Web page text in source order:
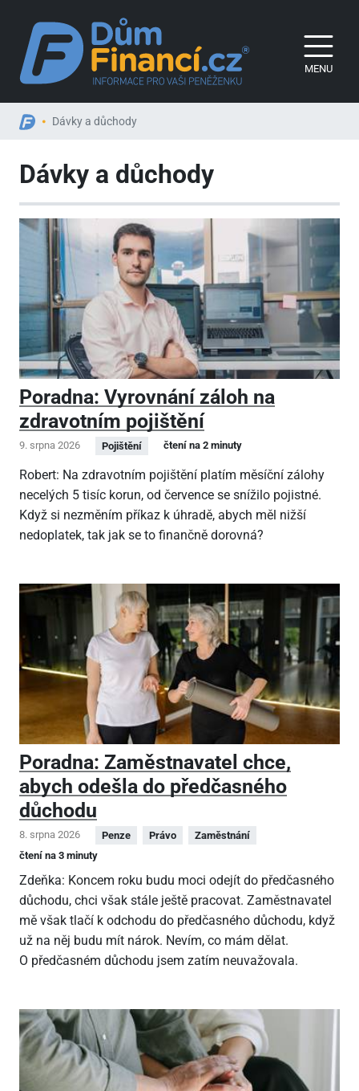
MENU
Dávky a důchody
Dávky a důchody
Poradna: Vyrovnání záloh na
zdravotním pojištění
9. srpna 2026 Pojištění čtení na 2 minuty
Robert: Na zdravotním pojištění platím měsíční zálohy
necelých 5 tisíc korun, od července se snížilo pojistné.
Když si nezměním příkaz k úhradě, abych měl nižší
nedoplatek, tak jak se to finančně dorovná?
Poradna: Zaměstnavatel chce,
abych odešla do předčasného
důchodu
8. srpna 2026 Penze Právo
Zaměstnání
čtení na 3 minuty
Zdeňka: Koncem roku budu moci odejít do předčasného
důchodu, chci však stále ještě pracovat. Zaměstnavatel
mě však tlačí k odchodu do předčasného důchodu, když
už na něj budu mít nárok. Nevím, co mám dělat.
O předčasném důchodu jsem zatím neuvažovala.